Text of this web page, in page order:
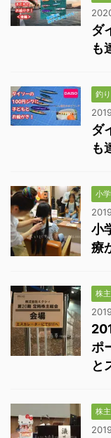
ダ
も
釣
ダ
も
小
小
療
株
ポ
と
株